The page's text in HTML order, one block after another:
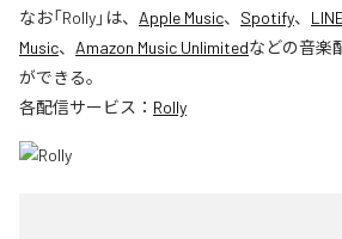
なお「Rolly」は、 Apple Music、 Spotify、
Music、 Amazon Music Unlimitedなどの音楽
ができる。
各配信サービス： Rolly